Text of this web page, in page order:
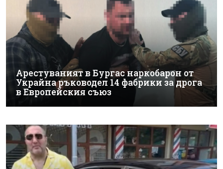
Арестуваният в Бургас наркобарон от
Украйна ръководел 14 фабрики за дрога
в Европейския съюз